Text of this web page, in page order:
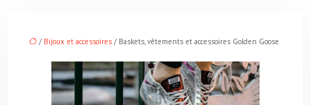
/ Bijoux et accessoires / Baskets, vêtements et accessoires Golden Goose